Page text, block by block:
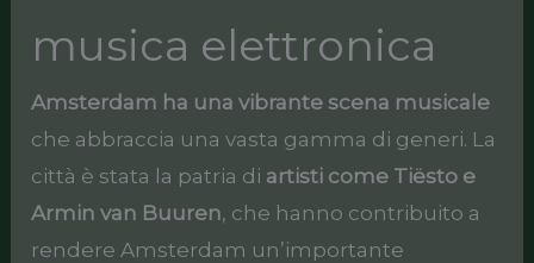
musica elettronica
Amsterdam ha una vibrante scena musicale
che abbraccia una vasta gamma di generi. La
città è stata la patria di artisti come Tiësto e
Armin van Buuren, che hanno contribuito a
rendere Amsterdam un’importante